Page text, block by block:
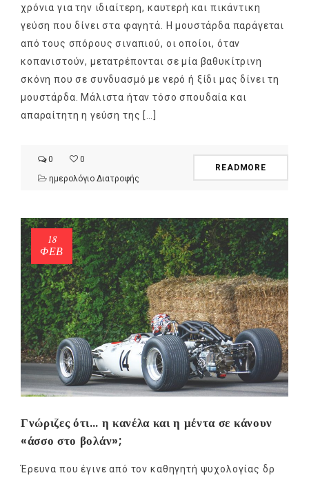
χρόνια για την ιδιαίτερη, καυτερή και πικάντικη
γεύση που δίνει στα φαγητά. Η μουστάρδα παράγεται
από τους σπόρους σιναπιού, οι οποίοι, όταν
κοπανιστούν, μετατρέπονται σε μία βαθυκίτρινη
σκόνη που σε συνδυασμό με νερό ή ξίδι μας δίνει τη
μουστάρδα. Μάλιστα ήταν τόσο σπουδαία και
απαραίτητη η γεύση της […]
0
0
ημερολόγιο Διατροφής
READMORE
18
ΦΕΒ
Γνώριζες ότι… η κανέλα και η μέντα σε κάνουν
«άσσο στο βολάν»;
Έρευνα που έγινε από τον καθηγητή ψυχολογίας δρ